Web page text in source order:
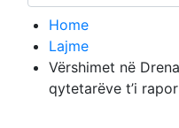
Home
Lajme
Vërshimet në
qytetarëve t’i